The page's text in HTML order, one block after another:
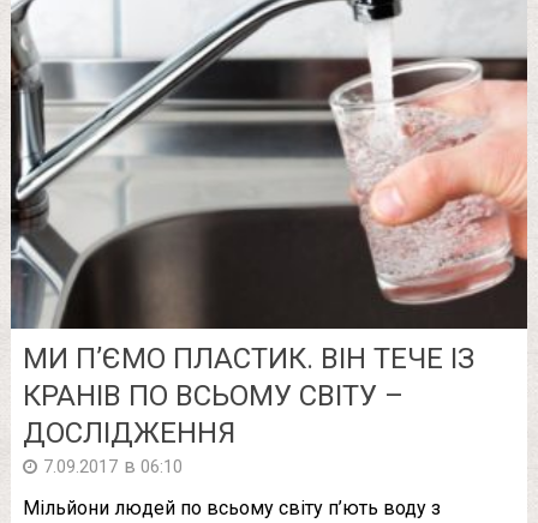
МИ П’ЄМО ПЛАСТИК. ВІН ТЕЧЕ ІЗ
КРАНІВ ПО ВСЬОМУ СВІТУ –
ДОСЛІДЖЕННЯ
7.09.2017 в 06:10
Мільйони людей по всьому світу п’ють воду з